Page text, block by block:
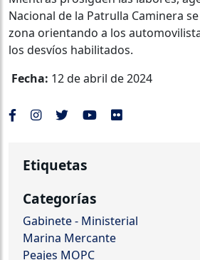
Nacional de la Patrulla Caminera
zona orientando a los
los desvíos habilitados.
Fecha: 12 de abril de 2024
Etiquetas
Categorías
Gabinete - Ministerial
Marina Mercante
Peajes MOPC